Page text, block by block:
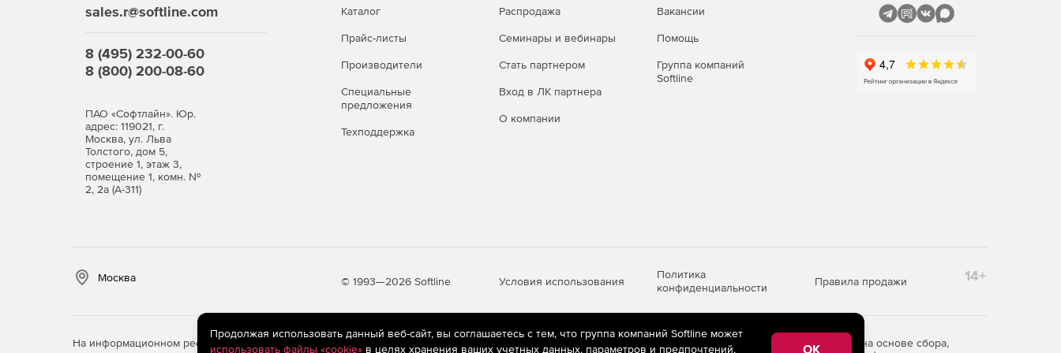
позволяет изменять их характеристики.
sales.r@softline.com
8 (495) 232-00-60
8 (800) 200-08-60
ПАО «Софтлайн». Юр.
адрес: 119021, г.
Москва, ул. Льва
Толстого, дом 5,
строение 1, этаж 3,
помещение 1, комн. №
2, 2а (А-311)
Каталог
Прайс-листы
Производители
Специальные
предложения
Техподдержка
Распродажа
Семинары и вебинары
Стать партнером
Вход в ЛК партнера
О компании
Вакансии
Помощь
Группа компаний
Softline
Москва © 1993—2026 Softline Условия использования
Политика
конфиденциальности
Правила продажи 14+
На информационном ресурсе store.softline.ru применяются рекомендательные технологии
(информационные технологии предоставления информации на основе сбора,
Продолжая использовать данный веб-сайт, вы соглашаетесь с тем, что группа компаний Softline может
использовать файлы «cookie»в целях хранения ваших учетных данных, параметров и предпочтений, OK